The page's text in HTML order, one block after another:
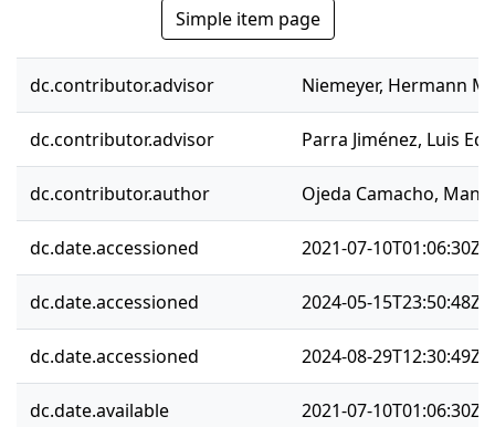
Simple item page
dc.contributor.advisor Niemeyer, Hermann M.
dc.contributor.advisor Parra Jiménez, Luis
dc.contributor.author Ojeda Camacho,
dc.date.accessioned 2021-07-10T01:06:30Z
dc.date.accessioned 2024-05-15T23:50:48Z
dc.date.accessioned 2024-08-29T12:30:49Z
dc.date.available 2021-07-10T01:06:30Z